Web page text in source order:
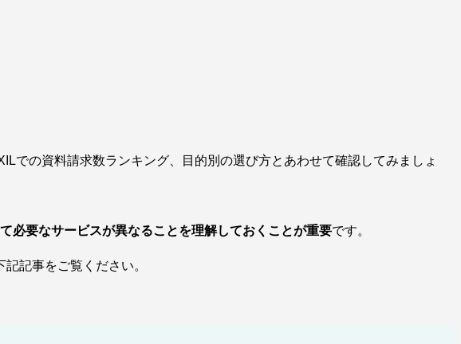
での資料請求数ランキング、目的別の選び方とあわせて確認してみましょ
必要なサービスが異なることを理解しておくことが重要です。
記記事をご覧ください。